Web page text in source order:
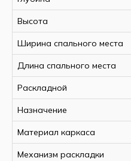
Высота
Ширина спального места
Длина спального места
Раскладной
Назначение
Материал каркаса
Механизм раскладки